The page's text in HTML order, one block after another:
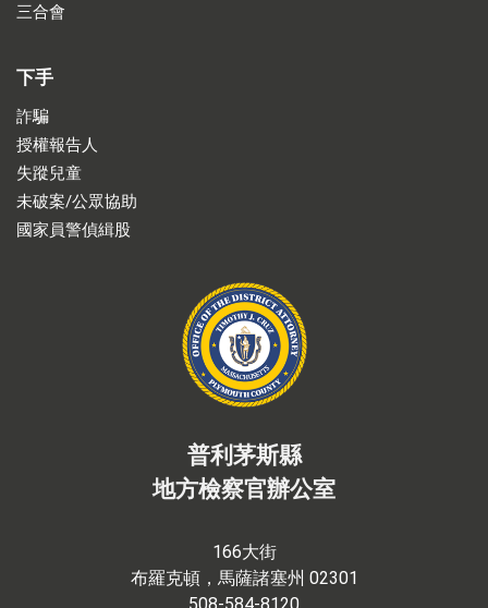
三合會
下手
詐騙
授權報告人
失蹤兒童
未破案/公眾協助
國家員警偵緝股
普利茅斯縣
地方檢察官辦公室
166大街
布羅克頓，馬薩諸塞州 02301